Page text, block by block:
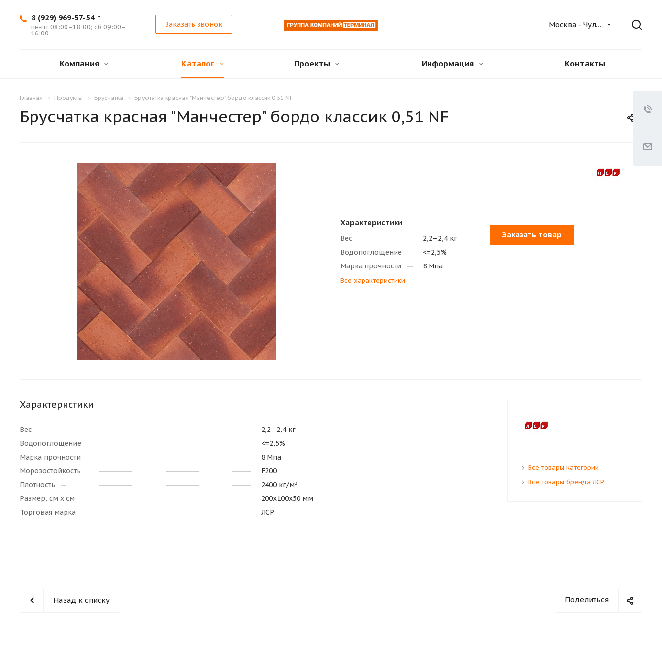
8 (929) 969-57-54
пн-пт 08:00–18:00; сб 09:00–
16:00
Заказать звонок Москва - Чулково
Компания Каталог Проекты Информация Контакты
Главная Продукты Брусчатка Брусчатка красная "Манчестер" бордо классик 0,51 NF
Брусчатка красная "Манчестер" бордо классик 0,51 NF
Характеристики
Вес
2,2–2,4 кг
Водопоглощение
<=2,5%
Марка прочности
8 Мпа
Все характеристики
Заказать товар
Характеристики
Вес
2,2–2,4 кг
Водопоглощение
<=2,5%
Марка прочности
8 Мпа
Морозостойкость
F200
Плотность
2400 кг/м³
Размер, см х см
200х100х50 мм
Торговая марка
ЛСР
Все товары категории
Все товары бренда ЛСР
Поделиться
Назад к списку